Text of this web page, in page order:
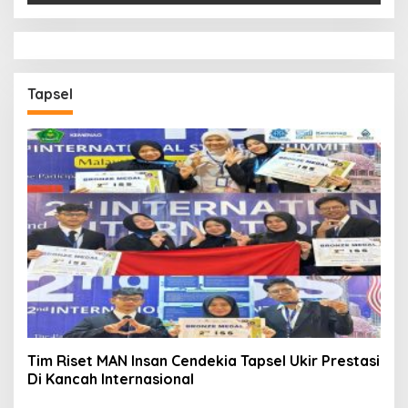
Tapsel
Tim Riset MAN Insan Cendekia Tapsel Ukir Prestasi
Di Kancah Internasional